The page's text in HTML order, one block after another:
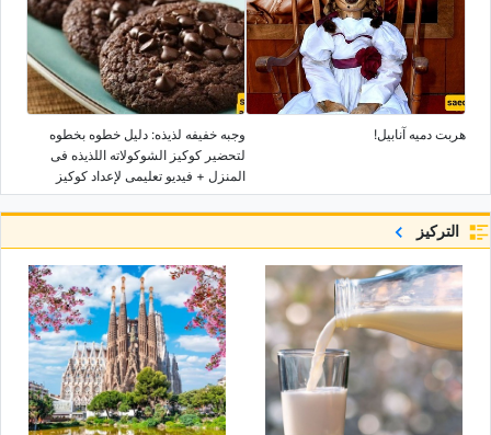
هربت دمیه آنابیل!
وجبه خفیفه لذیذه: دلیل خطوه بخطوه
لتحضیر کوکیز الشوکولاته اللذیذه فی
المنزل + فیدیو تعلیمی لإعداد کوکیز
الکاکاو
التركيز